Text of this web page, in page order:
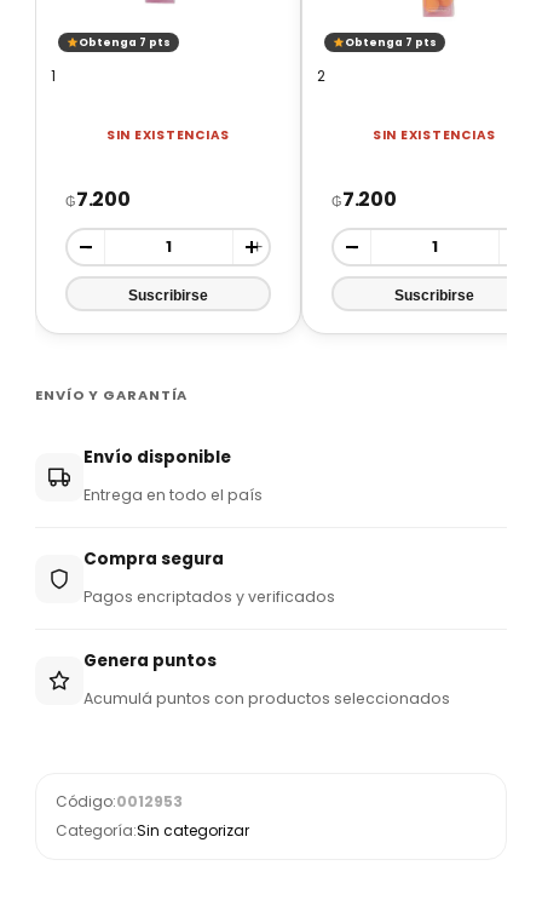
Obtenga 7 pts
1
SIN EXISTENCIAS
₲7.200
- +
Obtenga 7 pts
2
SIN EXISTENCIAS
₲7.200
-
ENVÍO Y GARANTÍA
Envío disponible
Entrega en todo el país
Compra segura
Pagos encriptados y verificados
Genera puntos
Acumulá puntos con productos seleccionados
Código:0012953
Categoría:Sin categorizar